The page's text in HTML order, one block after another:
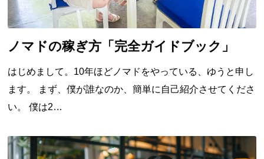
ノマドの稼ぎ方「完全ガイドブック」
はじめまして。10年ほどノマドをやっている、ゆうと申し
ます。 まず、僕が誰なのか、簡単に自己紹介させてくださ
い。 僕は2…